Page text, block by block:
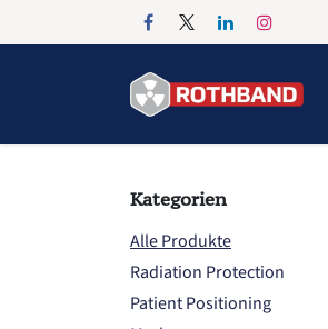
Zum Inhalt springen
Kategorien
Alle Produkte
Radiation Protection
Patient Positioning